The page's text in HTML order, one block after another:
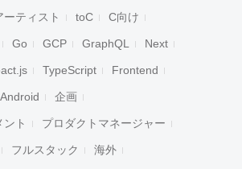
ーティスト toC C向け
Go GCP GraphQL Next
TypeScript Frontend
Android 企画
ト プロダクトマネージャー
フルスタック 海外